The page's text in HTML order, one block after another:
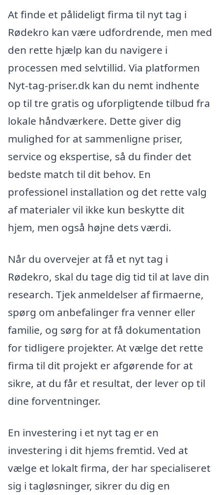
At finde et pålideligt firma til nyt tag i
Rødekro kan være udfordrende, men med
den rette hjælp kan du navigere i
processen med selvtillid. Via platformen
Nyt-tag-priser.dk kan du nemt indhente
op til tre gratis og uforpligtende tilbud fra
lokale håndværkere. Dette giver dig
mulighed for at sammenligne priser,
service og ekspertise, så du finder det
bedste match til dit behov. En
professionel installation og det rette valg
af materialer vil ikke kun beskytte dit
hjem, men også højne dets værdi.
Når du overvejer at få et nyt tag i
Rødekro, skal du tage dig tid til at lave din
research. Tjek anmeldelser af firmaerne,
spørg om anbefalinger fra venner eller
familie, og sørg for at få dokumentation
for tidligere projekter. At vælge det rette
firma til dit projekt er afgørende for at
sikre, at du får et resultat, der lever op til
dine forventninger.
En investering i et nyt tag er en
investering i dit hjems fremtid. Ved at
vælge et lokalt firma, der har specialiseret
sig i tagløsninger, sikrer du dig en